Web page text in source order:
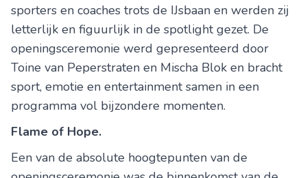
sporters en coaches trots de IJsbaan en werden zij
letterlijk en figuurlijk in de spotlight gezet. De
openingsceremonie werd gepresenteerd door
Toine van Peperstraten en Mischa Blok en bracht
sport, emotie en entertainment samen in een
programma vol bijzondere momenten.
Flame of Hope.
Een van de absolute hoogtepunten van de